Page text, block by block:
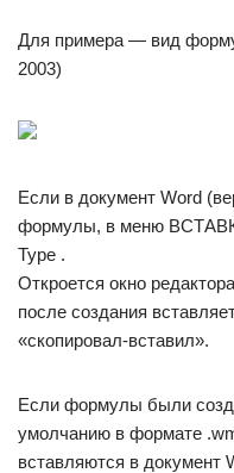
Для примера — вид
2003)
Если в документ Word
формулы, в меню
Type .
Откроется окно
после создания
«скопировал-вставил».
Если формулы были
умолчанию в формате
вставляются в документ